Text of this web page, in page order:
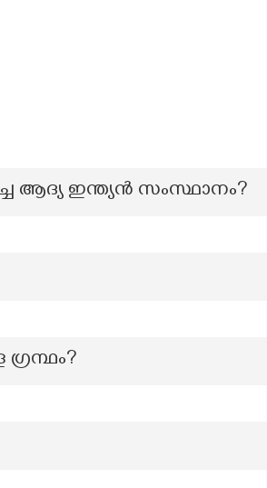
ആദ്യ ഇന്ത്യൻ സംസ്ഥാനം?